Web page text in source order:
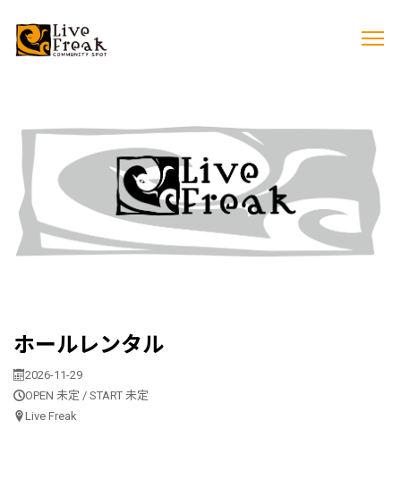
ホールレンタル
2026-11-29
OPEN 未定 / START 未定
Live Freak